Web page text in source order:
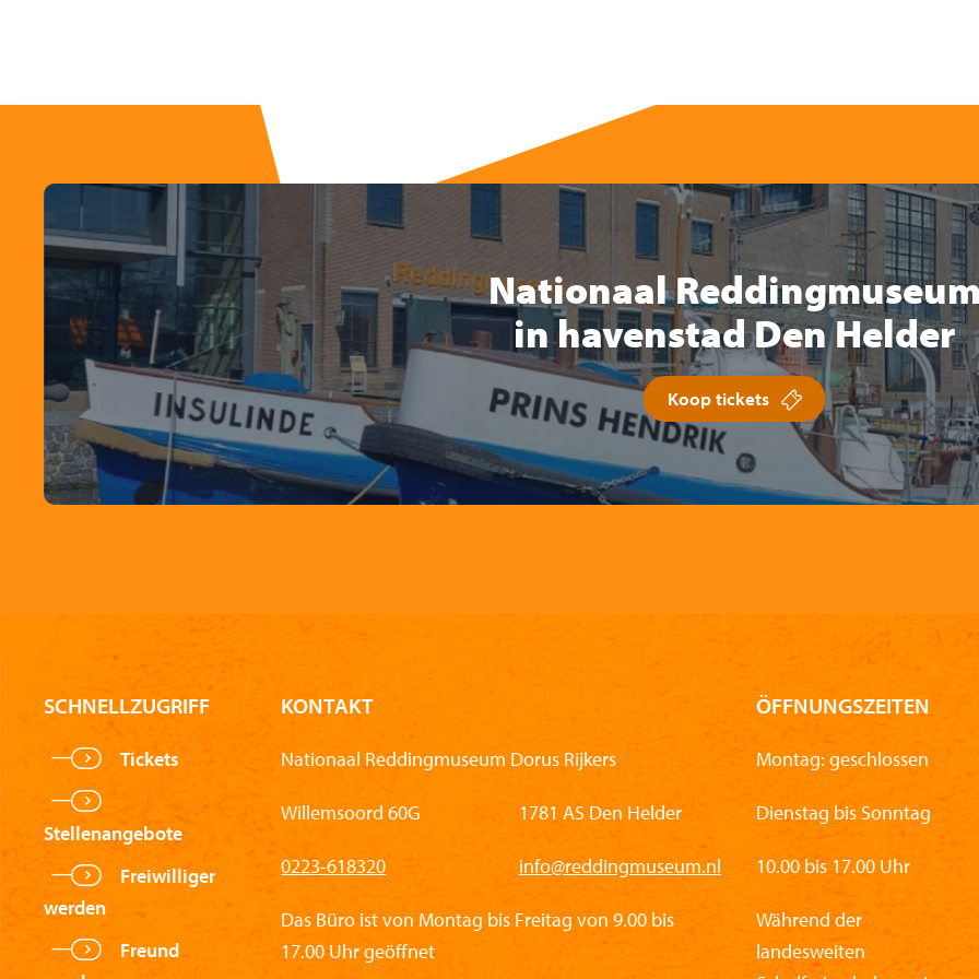
Nationaal
in havenstad Den Helder
Koop tickets
SCHNELLZUGRIFF
Tickets
Stellenangebote
Freiwilliger
werden
Freund
KONTAKT
Nationaal Reddingmuseum Dorus Rijkers
Willemsoord 60G
0223-618320
1781 AS Den Helder
info@reddingmuseum.nl
Das Büro ist von Montag bis Freitag von 9.00 bis
17.00 Uhr geöffnet
ÖFFNUNGSZEITEN
Montag: geschlossen
Dienstag bis Sonntag
10.00 bis 17.00 Uhr
Während der
landesweiten